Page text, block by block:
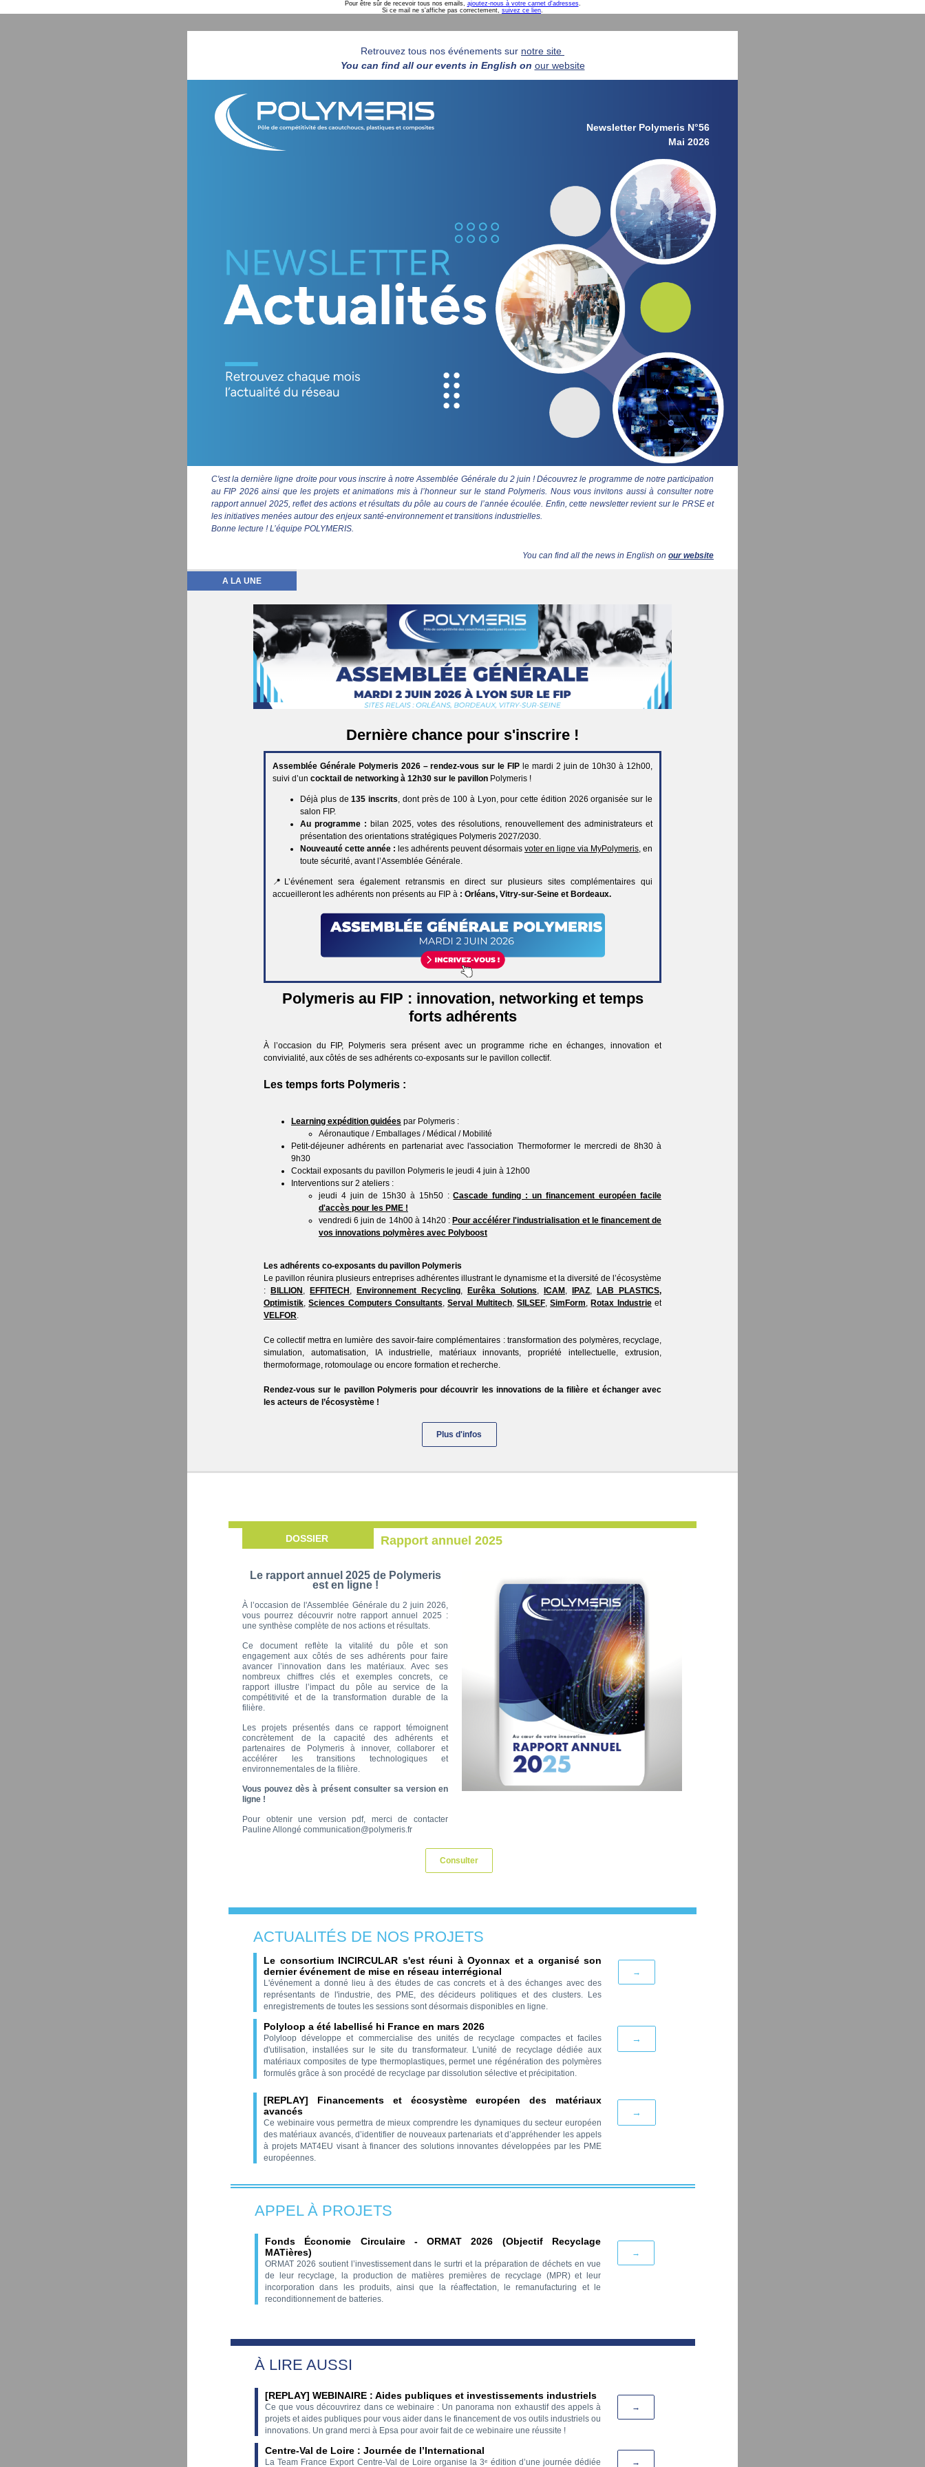
Pour être sûr de recevoir tous nos emails, ajoutez-nous à votre carnet d'adresses.
Si ce mail ne s'affiche pas correctement, suivez ce lien.
Retrouvez tous nos événements sur notre site
You can find all our events in English on our website
Newsletter Polymeris N°56
Mai 2026
C'est la dernière ligne droite pour vous inscrire à notre Assemblée Générale du 2 juin ! Découvrez le programme de notre participation
au FIP 2026 ainsi que les projets et animations mis à l’honneur sur le stand Polymeris. Nous vous invitons aussi à consulter notre
rapport annuel 2025, reflet des actions et résultats du pôle au cours de l’année écoulée. Enfin, cette newsletter revient sur le PRSE et
les initiatives menées autour des enjeux santé-environnement et transitions industrielles.
Bonne lecture ! L’équipe POLYMERIS.
You can find all the news in English on our website
A LA UNE
Dernière chance pour s'inscrire !
Assemblée Générale Polymeris 2026 – rendez-vous sur le FIP le mardi 2 juin de 10h30 à 12h00,
suivi d’un cocktail de networking à 12h30 sur le pavillon Polymeris !
Déjà plus de135 inscrits, dont près de 100 à Lyon, pour cette édition 2026 organisée sur le
salon FIP.
Au programme : bilan 2025, votes des résolutions, renouvellement des administrateurs et
présentation des orientations stratégiques Polymeris 2027/2030.
Nouveauté cette année : les adhérents peuvent désormais voter en ligne via MyPolymeris, en
toute sécurité, avant l’Assemblée Générale.
📍L’événement sera également retransmis en direct sur plusieurs sites complémentaires qui
accueilleront les adhérents non présents au FIP à : Orléans, Vitry-sur-Seine et Bordeaux.
Polymeris au FIP : innovation, networking et temps
forts adhérents
À l’occasion du FIP, Polymeris sera présent avec un programme riche en échanges, innovation et
convivialité, aux côtés de ses adhérents co-exposants sur le pavillon collectif.
Les temps forts Polymeris :
Learning expédition guidées par Polymeris :
Aéronautique / Emballages / Médical / Mobilité
Petit-déjeuner adhérents en partenariat avec l'association Thermoformer le mercredi de 8h30 à
9h30
Cocktail exposants du pavillon Polymeris le jeudi 4 juin à 12h00
Interventions sur 2 ateliers :
jeudi 4 juin de 15h30 à 15h50 :Cascade funding : un financement européen facile
d'accès pour les PME !
vendredi 6 juin de 14h00 à 14h20 : Pour accélérer l'industrialisation et le financement de
vos innovations polymères avec Polyboost
Les adhérents co-exposants du pavillon Polymeris
Le pavillon réunira plusieurs entreprises adhérentes illustrant le dynamisme et la diversité de l’écosystème
:
BILLION , EFFITECH , Environnement Recycling, Eurêka Solutions, ICAM , IPAZ,
LAB PLASTICS,
Optimistik,Sciences Computers Consultants,Serval Multitech, SILSEF,SimForm, Rotax Industrieet
VELFOR.
Ce collectif mettra en lumière des savoir-faire complémentaires : transformation des polymères, recyclage,
simulation, automatisation, IA industrielle, matériaux innovants, propriété intellectuelle, extrusion,
thermoformage, rotomoulage ou encore formation et recherche.
Rendez-vous sur le pavillon Polymeris pour découvrir les innovations de la filière et échanger avec
les acteurs de l’écosystème !
Plus d'infos
DOSSIER Rapport annuel 2025
Le rapport annuel 2025 de Polymeris
est en ligne !
À l’occasion de l'Assemblée Générale du 2 juin 2026,
vous pourrez découvrir notre rapport annuel 2025 :
une synthèse complète de nos actions et résultats.
Ce document reflète la vitalité du pôle et son
engagement aux côtés de ses adhérents pour faire
avancer l’innovation dans les matériaux. Avec ses
nombreux chiffres clés et exemples concrets, ce
rapport illustre l’impact du pôle au service de la
compétitivité et de la transformation durable de la
filière.
Les projets présentés dans ce rapport témoignent
concrètement de la capacité des adhérents et
partenaires de Polymeris à innover, collaborer et
accélérer les transitions technologiques et
environnementales de la filière.
Vous pouvez dès à présent consulter sa version en
ligne !
Pour obtenir une version pdf, merci de contacter
Pauline Allongé communication@polymeris.fr
Consulter
ACTUALITÉS DE NOS PROJETS
Le consortium INCIRCULAR s'est réuni à Oyonnax et a organisé son
dernier événement de mise en réseau interrégional
L'événement a donné lieu à des études de cas concrets et à des échanges avec des
représentants de l'industrie, des PME, des décideurs politiques et des clusters. Les
enregistrements de toutes les sessions sont désormais disponibles en ligne.
→
Polyloop a été labellisé hi France en mars 2026
Polyloop développe et commercialise des unités de recyclage compactes et faciles
d'utilisation, installées sur le site du transformateur. L'unité de recyclage dédiée aux
matériaux composites de type thermoplastiques, permet une régénération des polymères
formulés grâce à son procédé de recyclage par dissolution sélective et précipitation.
→
[REPLAY] Financements et écosystème européen des matériaux
avancés
Ce webinaire vous permettra de mieux comprendre les dynamiques du secteur européen
des matériaux avancés, d’identifier de nouveaux partenariats et d’appréhender les appels
à projets MAT4EU visant à financer des solutions innovantes développées par les PME
européennes.
→
APPEL À PROJETS
Fonds Économie Circulaire - ORMAT 2026 (Objectif Recyclage
MATières)
ORMAT 2026 soutient l’investissement dans le surtri et la préparation de déchets en vue
de leur recyclage, la production de matières premières de recyclage (MPR) et leur
incorporation dans les produits, ainsi que la réaffectation, le remanufacturing et le
reconditionnement de batteries.
→
À LIRE AUSSI
[REPLAY] WEBINAIRE : Aides publiques et investissements industriels
Ce que vous découvrirez dans ce webinaire : Un panorama non exhaustif des appels à
projets et aides publiques pour vous aider dans le financement de vos outils industriels ou
innovations. Un grand merci à Epsa pour avoir fait de ce webinaire une réussite !
→
Centre-Val de Loire : Journée de l’International
La Team France Export Centre-Val de Loire organise la 3ᵉ édition d’une journée dédiée →